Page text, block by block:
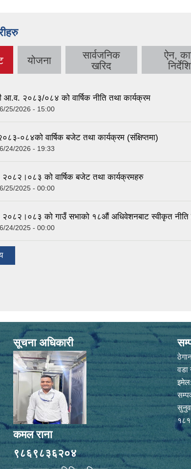
योजना
सार्वजनिक
खरिद
ऐन,
आ.व. २०८३/०८४ को वार्षिक नीति तथा कार्यक्रम
25/2026 - 15:00
०८४को वार्षिक बजेट तथा कार्यक्रम (संक्षिप्तमा)
24/2026 - 19:33
को वार्षिक बजेट तथा कार्यक्रमहरु
25/2025 - 00:00
को गाउँ सभाको १८औं अधिवेशनबाट स्वीकृत नीति
24/2025 - 00:00
सूचना अधिकारी
कमल राना
९८६९८३६२०४
वडा